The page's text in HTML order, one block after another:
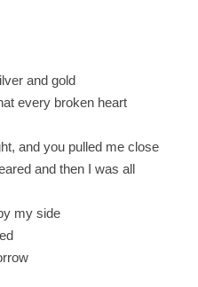
and gold
every broken heart
and you pulled me close
and then I was all
my side